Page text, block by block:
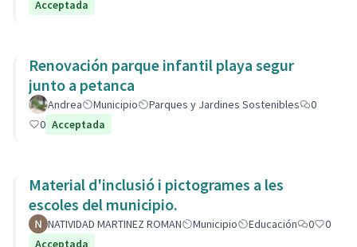
Acceptada
Renovación parque infantil playa segur
junto a petanca
Andrea Municipio Parques y Jardines Sostenibles
0
0 Acceptada
Material d'inclusió i pictogrames a les
escoles del municipio.
NATIVIDAD MARTINEZ ROMAN Municipio Educación 0
0
Acceptada